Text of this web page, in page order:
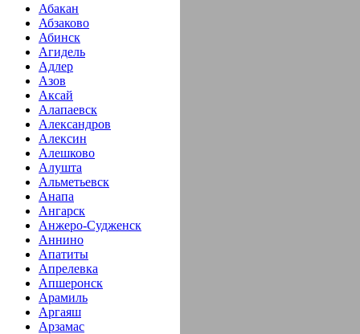
Абакан
Абзаково
Абинск
Агидель
Адлер
Азов
Аксай
Алапаевск
Александров
Алексин
Алешково
Алушта
Альметьевск
Анапа
Ангарск
Анжеро-Судженск
Аннино
Апатиты
Апрелевка
Апшеронск
Арамиль
Аргаяш
Арзамас